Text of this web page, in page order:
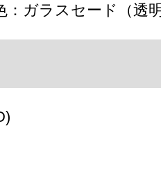
：ガラスセード（透